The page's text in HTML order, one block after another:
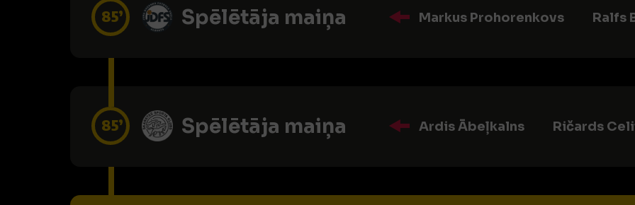
85’ Spēlētāja maiņa Markus Prohorenkovs Ralfs
85’ Spēlētāja maiņa Ardis Ābeļkalns Ričards